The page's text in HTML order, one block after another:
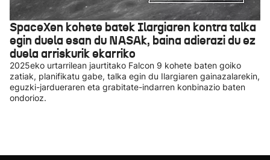
SpaceXen kohete batek Ilargiaren kontra talka
egin duela esan du NASAk, baina adierazi du ez
duela arriskurik ekarriko
2025eko urtarrilean jaurtitako Falcon 9 kohete baten goiko
zatiak, planifikatu gabe, talka egin du Ilargiaren gainazalarekin,
eguzki-jardueraren eta grabitate-indarren konbinazio baten
ondorioz.